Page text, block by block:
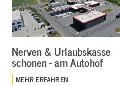
Nerven & Urlaubskasse
schonen - am Autohof
MEHR ERFAHREN